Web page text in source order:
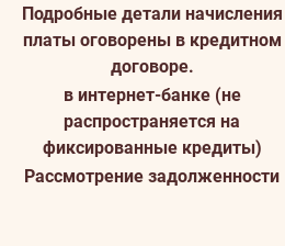
Подробные детали начисления
платы оговорены в кредитном
договоре.
в интернет-банке (не
распространяется на
фиксированные кредиты)
Рассмотрение задолженности